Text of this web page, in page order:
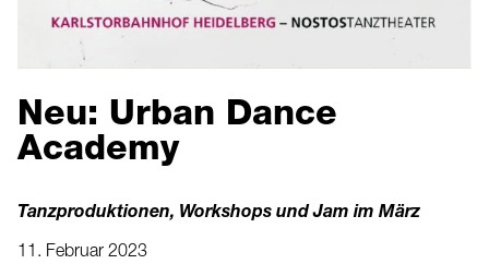
Neu: Urban Dance
Academy
Tanzproduktionen, Workshops und Jam im März
11. Februar 2023